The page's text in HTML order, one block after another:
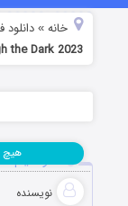
خانه »
the Dark 2023
دانلود فیلم Rumble Through the Dark 2023
نویسنده
هیچ